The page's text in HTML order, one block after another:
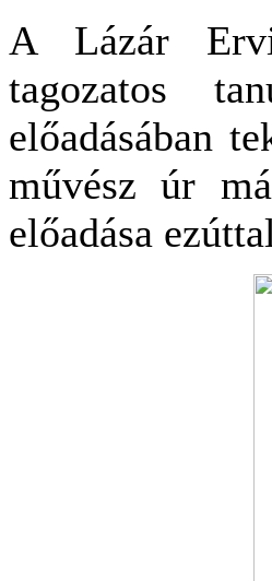
A Lázár
tagozatos
előadásában
művész úr
előadása